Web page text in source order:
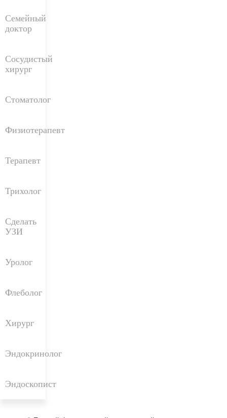
Семейный
доктор
Сосудистый
хирург
Стоматолог
Физиотерапевт
Терапевт
Трихолог
Сделать
УЗИ
Уролог
Флеболог
Хирург
Эндокринолог
Эндоскопист